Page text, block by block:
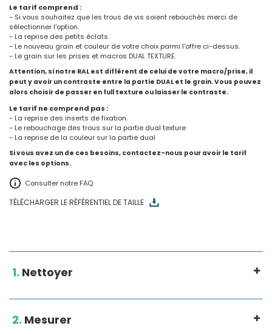
Le tarif comprend :
- Si vous souhaitez que les trous de vis soient rebouchés merci de
sélectionner l'option.
- La reprise des petits éclats.
- Le nouveau grain et couleur de votre choix parmi l'offre ci-dessus.
- Le grain sur les prises et macros DUAL TEXTURE.
Attention, si notre RAL est différent de celui de votre macro/prise, il
peut y avoir un contraste entre la partie DUAL et le grain. Vous pouvez
alors choisir de passer en full texture ou laisser le contraste.
Le tarif ne comprend pas :
- La reprise des inserts de fixation.
- Le rebouchage des trous sur la partie dual texture
- La reprise de la couleur sur la partie dual
Si vous avez un de ces besoins, contactez-nous pour avoir le tarif
avec les options.
Consulter notre FAQ
TÉLÉCHARGER LE RÉFÉRENTIEL DE TAILLE
1. Nettoyer
2. Mesurer